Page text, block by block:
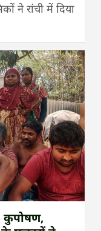
ने रांची में दिया
कुपोषण,